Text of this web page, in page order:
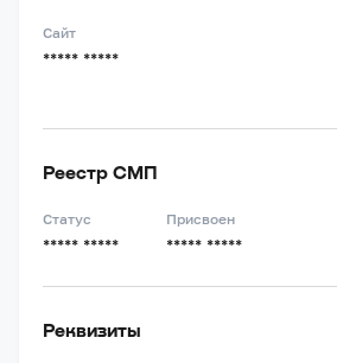
Сайт
***** *****
Реестр СМП
Статус
***** *****
Присвоен
***** *****
Реквизиты